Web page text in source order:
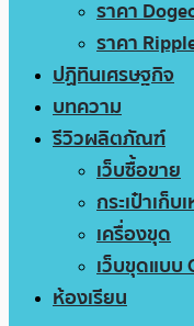
ราคา
ราคา
ปฏิทินเศรษฐกิจ
บทความ
รีวิวผลิตภัณฑ์
เว็บซื้อขาย
กระเป๋าเก็
เครื่องขุด
เว็บขุดแบบ
ห้องเรียน